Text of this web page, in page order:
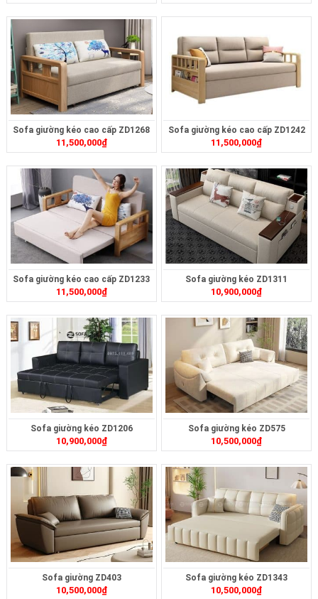
Sofa giường kéo cao cấp ZD1268
11,500,000₫
Sofa giường kéo cao cấp ZD1242
11,500,000₫
Sofa giường kéo cao cấp ZD1233
11,500,000₫
Sofa giường kéo ZD1311
10,900,000₫
Sofa giường kéo ZD1206
10,900,000₫
Sofa giường kéo ZD575
10,500,000₫
Sofa giường ZD403
10,500,000₫
Sofa giường kéo ZD1343
10,500,000₫